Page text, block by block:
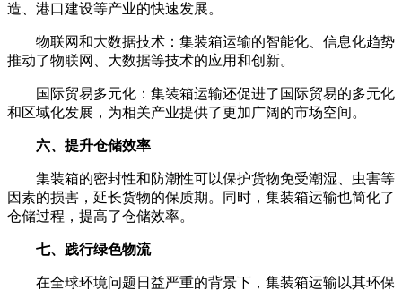
造、港口建设等产业的快速发展。
物联网和大数据技术：集装箱运输的智能化、信息化趋势
推动了物联网、大数据等技术的应用和创新。
国际贸易多元化：集装箱运输还促进了国际贸易的多元化
和区域化发展，为相关产业提供了更加广阔的市场空间。
六、提升仓储效率
集装箱的密封性和防潮性可以保护货物免受潮湿、虫害等
因素的损害，延长货物的保质期。同时，集装箱运输也简化了
仓储过程，提高了仓储效率。
七、践行绿色物流
在全球环境问题日益严重的背景下，集装箱运输以其环保